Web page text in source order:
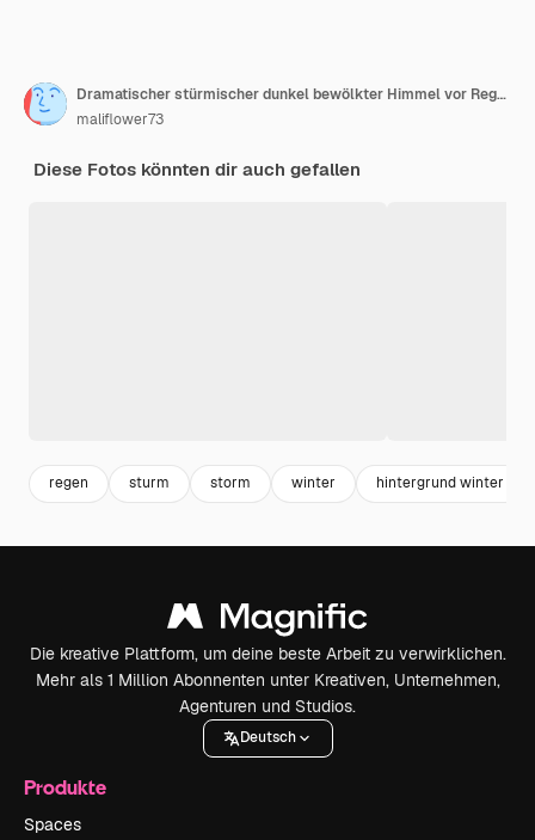
Dramatischer stürmischer dunkel bewölkter Himmel vor Regen Textur Hintergrund
maliflower73
Diese Fotos könnten dir auch gefallen
regen sturm storm winter hintergrund winter
Die kreative Plattform, um deine beste Arbeit zu verwirklichen.
Mehr als 1 Million Abonnenten unter Kreativen, Unternehmen,
Agenturen und Studios.
Deutsch
Produkte
Spaces